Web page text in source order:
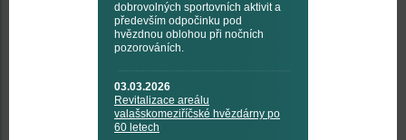
dobrovolných sportovních aktivit a
především odpočinku pod
hvězdnou oblohou při nočních
pozorováních.
03.03.2026
Revitalizace areálu
valašskomeziříčské hvězdárny po
60 letech